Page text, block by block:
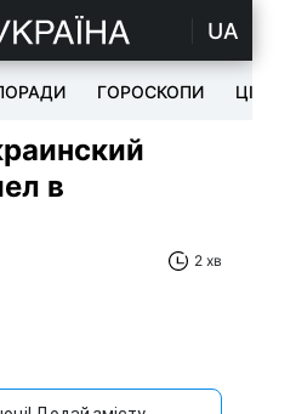
UA
ГОРОСКОПИ ЦІКАВЕ
в
2 хв